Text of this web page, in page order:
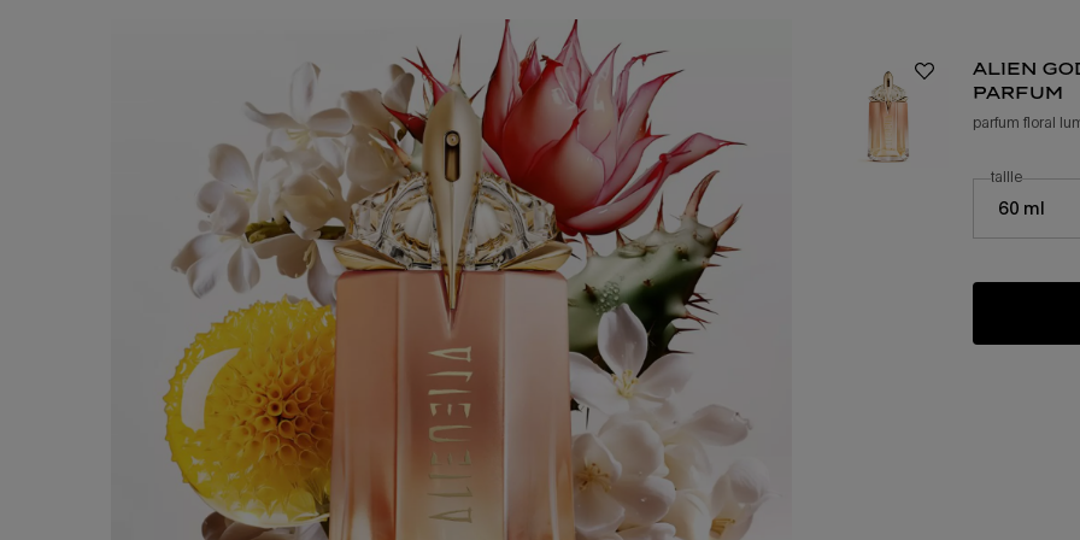
alien
parfum
parfum floral
Select a taille
60 ml
sélectionner
taillepour